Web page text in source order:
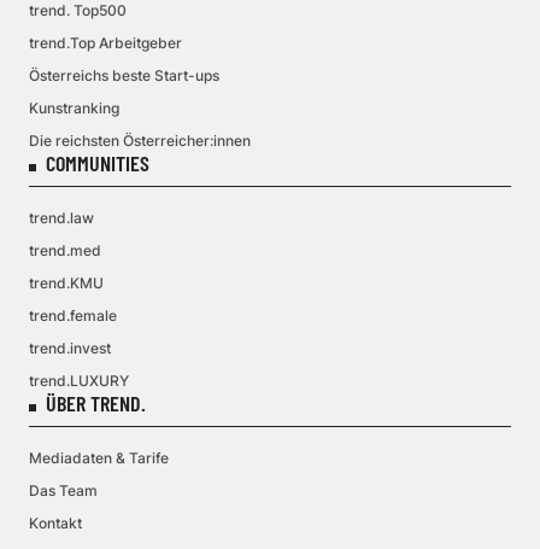
trend. Top500
trend.Top Arbeitgeber
Österreichs beste Start-ups
Kunstranking
Die reichsten Österreicher:innen
COMMUNITIES
trend.law
trend.med
trend.KMU
trend.female
trend.invest
trend.LUXURY
ÜBER TREND.
Mediadaten & Tarife
Das Team
Kontakt